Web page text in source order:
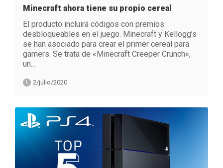
Minecraft ahora tiene su propio cereal
El producto incluirá códigos con premios
desbloqueables en el juego. Minecraft y Kellogg’s
se han asociado para crear el primer cereal para
gamers. Se trata de «Minecraft Creeper Crunch»,
un…
2/julio/2020